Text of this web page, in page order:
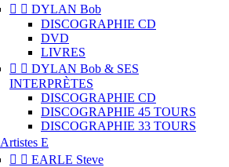
  DYLAN Bob
DISCOGRAPHIE CD
DVD
LIVRES
  DYLAN Bob & SES
INTERPRÈTES
DISCOGRAPHIE CD
DISCOGRAPHIE 45 TOURS
DISCOGRAPHIE 33 TOURS
Artistes E
  EARLE Steve